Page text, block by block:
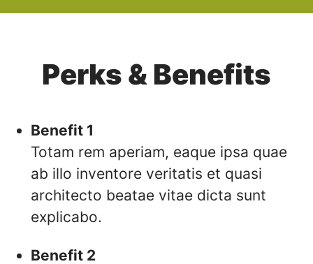
Perks & Benefits
Benefit 1
Totam rem aperiam, eaque ipsa quae
ab illo inventore veritatis et quasi
architecto beatae vitae dicta sunt
explicabo.
Benefit 2